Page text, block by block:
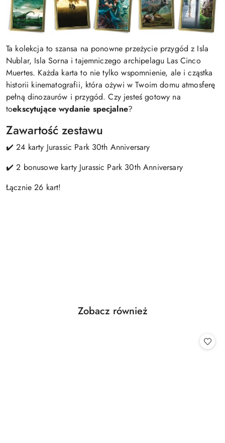
Ta kolekcja to szansa na ponowne przeżycie przygód z Isla
Nublar, Isla Sorna i tajemniczego archipelagu Las Cinco
Muertes. Każda karta to nie tylko wspomnienie, ale i cząstka
historii kinematografii, która ożywi w Twoim domu atmosferę
pełną dinozaurów i przygód. Czy jesteś gotowy na
toekscytujące wydanie specjalne?
Zawartość zestawu
✔️ 24 karty Jurassic Park 30th Anniversary
✔️ 2 bonusowe karty Jurassic Park 30th Anniversary
Łącznie 26 kart!
Pomiń karuzelę produktów
Produkty
Zobacz również